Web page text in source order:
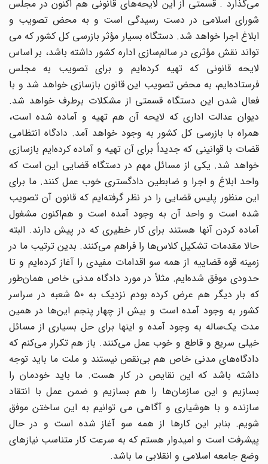
می‌گذارد . قسمتی از این لایحه‌های قانونی هم اکنون در مجلس
شورای اسلامی در دست رسیدگی است و به محض تصویب و
ابلاغ اجرا خواهد شد. دستگاه بسیار مؤثر بازرسی کل کشور که می
تواند نقش مؤثری در سالم‌سازی اداره کشور داشته باشد، بر اساس
لایحه قانونی که تهیه کرده‌ایم و برای تصویب به مجلس
فرستاده‌ایم، به محض تصویب این قانون بازسازی خواهد شد و با
فعال شدن این دستگاه قسمتی از مشکلات برطرف خواهد شد.
دیوان عدالت اداری که لایحه آن هم تهیه و آماده شده است،
همراه با بازرسی کل کشور به وجود خواهد آمد. دادگاه انتظامی
قضات با قوانینی که جدیداً برای آن تهیه و آماده کرده‌ایم بازسازی
خواهد شد. یکی از مسائل مهم در دستگاه قضایی این است که
واحد ابلاغ و اجرا و ضابطین دادگستری خوب عمل کنند. ما برای
این منظور پلیس قضایی را در نظر گرفته‌ایم که قانون آن تصویب
شده است و واحد آن به وجود آمده است و هم‌اکنون مشغول
آماده کردن آنها هستند برای کار خطیری که در پیش دارند. البته
حالا مقدمات تشکیل کلاس‌ها را فراهم می‌کنند. بدین ترتیب ما در
زمینه قوه قضاییه از همه سو اقدامات مفیدی را آغاز کرده‌ایم و تا
حدودی موفق شده‌ایم. مثلاً در مورد دادگاه مدنی خاص همان‌طور
که بار دیگر هم عرض کرده بودم نزدیک به ۵۰ شعبه در سراسر
کشور به وجود آمده است و بیش از چهار پنجم این‌ها در همین
مدت یک‌ساله به وجود آمده و اینها برای حل بسیاری از مسائل
خیلی سریع و قاطع و خوب عمل می‌کنند. باز هم تکرار می‌کنم که
دادگاه‌های مدنی خاص هم بی‌نقص نیستند و ملت ما باید توجه
داشته باشد که این نقایص در کار هست. ما باید خودمان را
بسازیم و این سازمان‌ها را هم بسازیم و ضمن عمل با انتقاد
سازنده و با هوشیاری و آگاهی می توانیم به این ساختن موفق
شویم. بنابر این کارها از همه سو آغاز شده است و در حال
پیشرفت است و امیدوار هستم که به سرعت کار متناسب نیازهای
وضع جامعه اسلامی و انقلابی ما باشد.